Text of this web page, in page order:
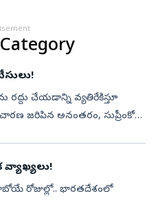
రద్దు చేయడాన్ని వ్యతిరేకిస్తూ
జరిపిన అనంతరం, సుప్రీంకోర్టు
రోజుల్లో.. భారతదేశంలో